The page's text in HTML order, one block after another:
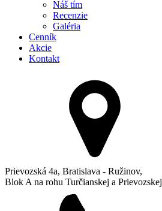
Náš tím
Recenzie
Galéria
Cenník
Akcie
Kontakt
Prievozská 4a, Bratislava - Ružinov,
Blok A na rohu Turčianskej a Prievozskej